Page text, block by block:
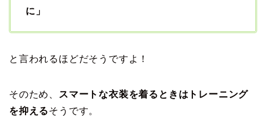
に」
と言われるほどだそうですよ！
そのため、
スマートな衣装を着るときはトレーニング
を抑えるそうです。